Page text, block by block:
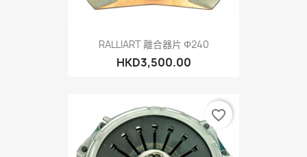
RALLIART 離合器片 Φ240
HKD3,500.00
favorite_border